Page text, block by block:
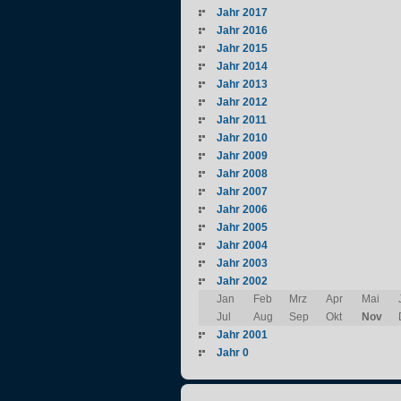
Jahr 2017
Jahr 2016
Jahr 2015
Jahr 2014
Jahr 2013
Jahr 2012
Jahr 2011
Jahr 2010
Jahr 2009
Jahr 2008
Jahr 2007
Jahr 2006
Jahr 2005
Jahr 2004
Jahr 2003
Jahr 2002
Jan
Feb Mrz Apr Mai
Jul
Aug Sep Okt Nov
Jahr 2001
Jahr 0